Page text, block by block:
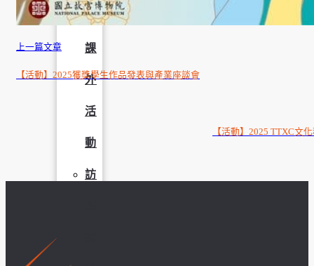
生
課
外
活
動
訪
上一篇文章
【活動】2025獲獎學生作品發表與產業座談會
【活動】2025 TTXC文